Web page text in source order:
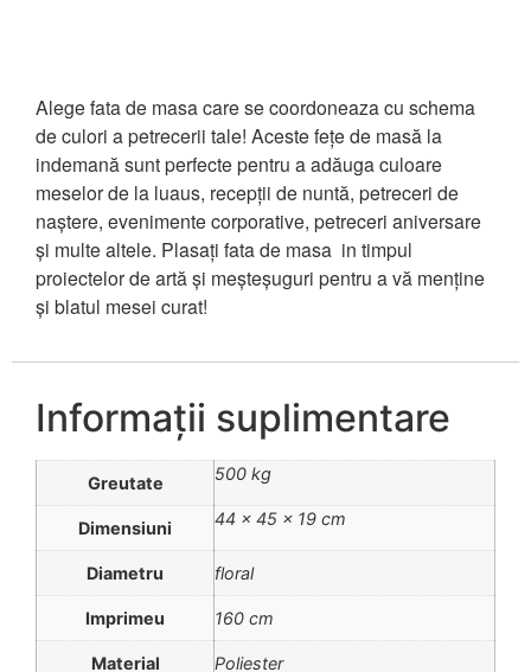
Alege fata de masa care se coordoneaza cu schema
de culori a petrecerii tale! Aceste fețe de masă la
indemană sunt perfecte pentru a adăuga culoare
meselor de la luaus, recepții de nuntă, petreceri de
naștere, evenimente corporative, petreceri aniversare
și multe altele. Plasați fata de masa in timpul
proiectelor de artă și meșteșuguri pentru a vă menține
și blatul mesei curat!
Informații suplimentare
Greutate 500 kg
Dimensiuni 44 × 45 × 19 cm
Diametru floral
Imprimeu 160 cm
Material Poliester